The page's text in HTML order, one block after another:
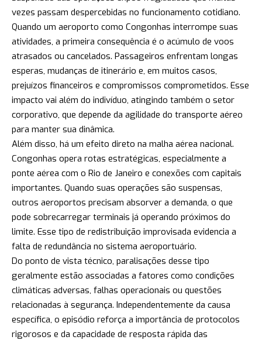
vezes passam despercebidas no funcionamento cotidiano.
Quando um aeroporto como Congonhas interrompe suas
atividades, a primeira consequência é o acúmulo de voos
atrasados ou cancelados. Passageiros enfrentam longas
esperas, mudanças de itinerário e, em muitos casos,
prejuízos financeiros e compromissos comprometidos. Esse
impacto vai além do indivíduo, atingindo também o setor
corporativo, que depende da agilidade do transporte aéreo
para manter sua dinâmica.
Além disso, há um efeito direto na malha aérea nacional.
Congonhas opera rotas estratégicas, especialmente a
ponte aérea com o Rio de Janeiro e conexões com capitais
importantes. Quando suas operações são suspensas,
outros aeroportos precisam absorver a demanda, o que
pode sobrecarregar terminais já operando próximos do
limite. Esse tipo de redistribuição improvisada evidencia a
falta de redundância no sistema aeroportuário.
Do ponto de vista técnico, paralisações desse tipo
geralmente estão associadas a fatores como condições
climáticas adversas, falhas operacionais ou questões
relacionadas à segurança. Independentemente da causa
específica, o episódio reforça a importância de protocolos
rigorosos e da capacidade de resposta rápida das